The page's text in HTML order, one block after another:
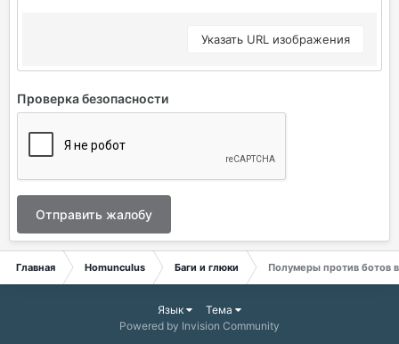
Указать URL изображения
Проверка безопасности
Отправить жалобу
Главная Homunculus Баги и глюки Полумеры против ботов
Язык
Тема
Powered by Invision Community